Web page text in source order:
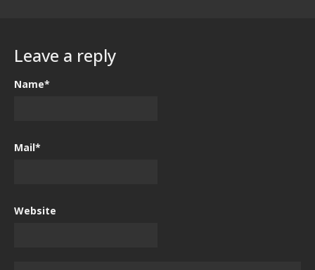
Leave a reply
Name*
Mail*
Website